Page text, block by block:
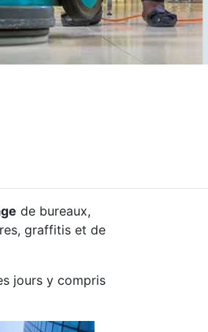
de bureaux,
graffitis et de
jours y compris